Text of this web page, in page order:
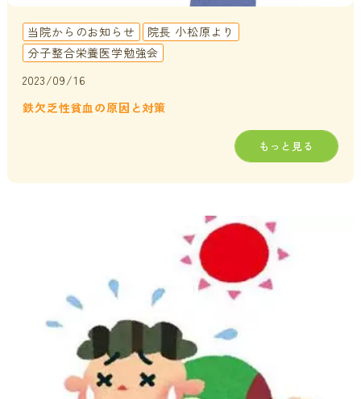
当院からのお知らせ
院長 小松原より
分子整合栄養医学勉強会
2023/09/16
鉄欠乏性貧血の原因と対策
もっと見る